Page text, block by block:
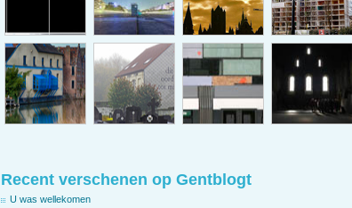
Recent verschenen op Gentblogt
U was wellekomen